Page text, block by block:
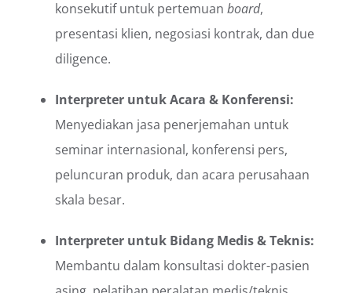
konsekutif untuk pertemuan board,
presentasi klien, negosiasi kontrak, dan due
diligence.
Interpreter untuk Acara & Konferensi:
Menyediakan jasa penerjemahan untuk
seminar internasional, konferensi pers,
peluncuran produk, dan acara perusahaan
skala besar.
Interpreter untuk Bidang Medis & Teknis:
Membantu dalam konsultasi dokter-pasien